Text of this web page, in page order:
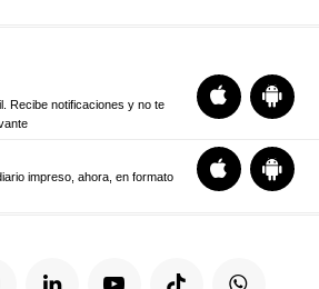
Recibe notificaciones y no te
impreso, ahora, en formato